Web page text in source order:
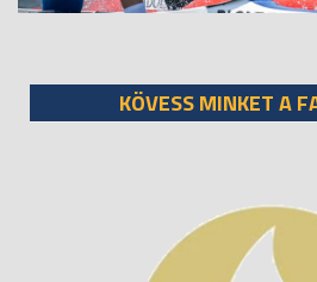
KÖVESS MINKET A